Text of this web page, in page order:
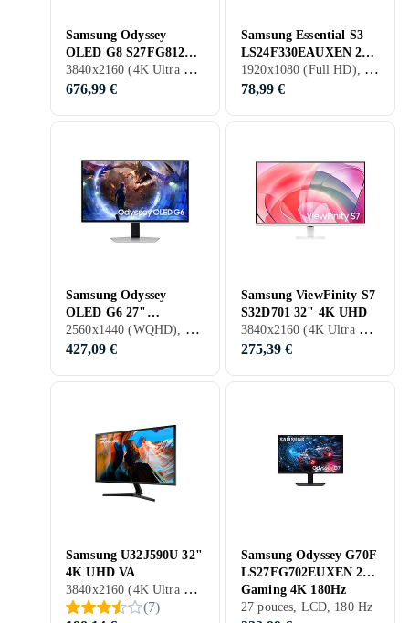
Samsung Odyssey
OLED G8 S27FG812
27" Gaming 4K UHD
240Hz
3840x2160 (4K Ultra HD), 27 pouces, OLED, 240 Hz
676,99 €
Samsung Essential S3
LS24F330EAUXEN 24"
Full HD 100Hz
1920x1080 (Full HD), 24 pouces, LCD, 100 Hz
78,99 €
Samsung Odyssey
OLED G6 27"
LS27DG600 QHD
2560x1440 (WQHD), 27 pouces, OLED, 360 Hz
427,09 €
Samsung ViewFinity S7
S32D701 32" 4K UHD
3840x2160 (4K Ultra HD), 32 pouces, LCD, 60 Hz
275,39 €
Samsung U32J590U 32"
4K UHD VA
3840x2160 (4K Ultra HD), 31.5 pouces, LCD, 60 Hz
(7)
Samsung Odyssey G70F
LS27FG702EUXEN 27"
Gaming 4K 180Hz
27 pouces, LCD, 180 Hz